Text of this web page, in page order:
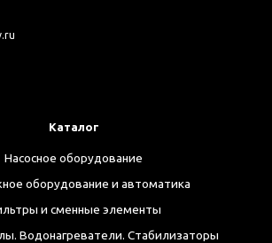
Каталог
Насосное оборудование
оборудование и автоматика
и сменные элементы
Водонагреватели. Стабилизаторы